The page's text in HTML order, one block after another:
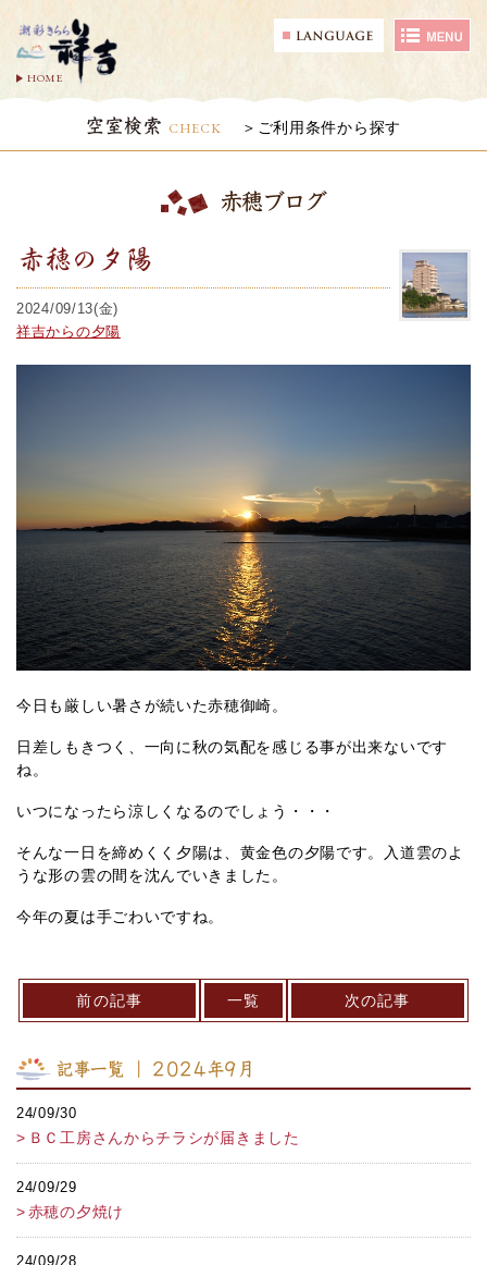
HOME
空室検索 CHECK ご利用条件から探す
赤穂ブログ
赤穂の夕陽
2024/09/13(金)
祥吉からの夕陽
今日も厳しい暑さが続いた赤穂御崎。
日差しもきつく、一向に秋の気配を感じる事が出来ないです
ね。
いつになったら涼しくなるのでしょう・・・
そんな一日を締めくく夕陽は、黄金色の夕陽です。入道雲のよ
うな形の雲の間を沈んでいきました。
今年の夏は手ごわいですね。
前の記事 一覧 次の記事
記事一覧 ｜ 2024年9月
24/09/30
ＢＣ工房さんからチラシが届きました
24/09/29
赤穂の夕焼け